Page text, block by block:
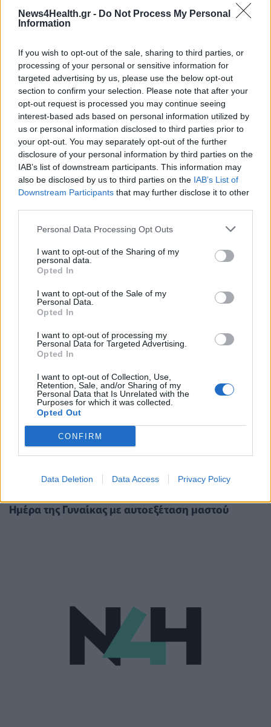
News4Health.gr - Do Not Process My Personal
Information
If you wish to opt-out of the sale, sharing to third parties, or
processing of your personal or sensitive information for
targeted advertising by us, please use the below opt-out
section to confirm your selection. Please note that after your
opt-out request is processed you may continue seeing
interest-based ads based on personal information utilized by
us or personal information disclosed to third parties prior to
your opt-out. You may separately opt-out of the further
disclosure of your personal information by third parties on the
IAB’s list of downstream participants. This information may
also be disclosed by us to third parties on the IAB’s List of
Downstream Participants that may further disclose it to other
Personal Data Processing Opt Outs
I want to opt-out of the Sharing of my
personal data.
Opted In
I want to opt-out of the Sale of my
Personal Data.
Opted In
I want to opt-out of processing my
Personal Data for Targeted Advertising.
Opted In
I want to opt-out of Collection, Use,
Retention, Sale, and/or Sharing of my
Personal Data that Is Unrelated with the
Purposes for which it was collected.
Opted Out
CONFIRM
Data Deletion Data Access Privacy Policy
Μαστογραφία: Όλα όσα πρέπει να γνωρίζουμε
για την εξέταση που σώζει ζωές
Τι πρέπει να γνωρίζετε για τα ογκίδια μαστού
στην εγκυμοσύνη και στον θηλασμό
ΥΠΗΡΕΣΊΕΣ ΥΓΕΊΑΣ 07/03/2024 - 16:18
Ημέρα της Γυναίκας με αυτοεξέταση μαστού